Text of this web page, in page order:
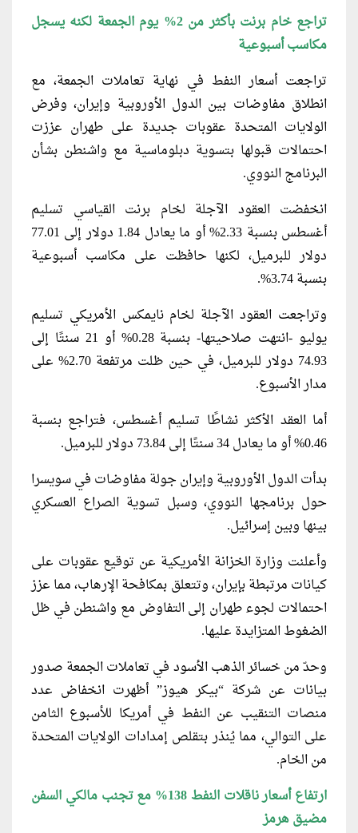
تراجع خام برنت بأكثر من 2% يوم الجمعة لكنه يسجل
مكاسب أسبوعية
تراجعت أسعار النفط في نهاية تعاملات الجمعة، مع
انطلاق مفاوضات بين الدول الأوروبية وإيران، وفرض
الولايات المتحدة عقوبات جديدة على طهران عززت
احتمالات قبولها بتسوية دبلوماسية مع واشنطن بشأن
البرنامج النووي.
انخفضت العقود الآجلة لخام برنت القياسي تسليم
أغسطس بنسبة 2.33% أو ما يعادل 1.84 دولار إلى 77.01
دولار للبرميل، لكنها حافظت على مكاسب أسبوعية
بنسبة 3.74%.
وتراجعت العقود الآجلة لخام نايمكس الأمريكي تسليم
يوليو -انتهت صلاحيتها- بنسبة 0.28% أو 21 سنتًا إلى
74.93 دولار للبرميل، في حين ظلت مرتفعة 2.70% على
مدار الأسبوع.
أما العقد الأكثر نشاطًا تسليم أغسطس، فتراجع بنسبة
0.46% أو ما يعادل 34 سنتًا إلى 73.84 دولار للبرميل.
بدأت الدول الأوروبية وإيران جولة مفاوضات في سويسرا
حول برنامجها النووي، وسبل تسوية الصراع العسكري
بينها وبين إسرائيل.
وأعلنت وزارة الخزانة الأمريكية عن توقيع عقوبات على
كيانات مرتبطة بإيران، وتتعلق بمكافحة الإرهاب، مما عزز
احتمالات لجوء طهران إلى التفاوض مع واشنطن في ظل
الضغوط المتزايدة عليها.
وحدّ من خسائر الذهب الأسود في تعاملات الجمعة صدور
بيانات عن شركة “بيكر هيوز” أظهرت انخفاض عدد
منصات التنقيب عن النفط في أمريكا للأسبوع الثامن
على التوالي، مما يُنذر بتقلص إمدادات الولايات المتحدة
من الخام.
ارتفاع أسعار ناقلات النفط 138% مع تجنب مالكي السفن
مضيق هرمز